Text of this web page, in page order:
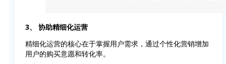
3、 协助精细化运营
精细化运营的核心在于掌握用户需求，通过个性化营销增加
用户的购买意愿和转化率。